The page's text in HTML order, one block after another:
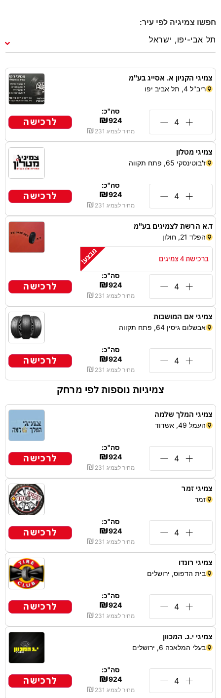
חפשו צמיגיה לפי עיר:
צמיגי הקניון א. אסייג בע"מ
ריב"ל 4, תל אביב יפו
סה"כ:
₪924
מחיר לצמיג ₪ 231
לרכישה
צמיגי מטלון
ז'בוטינסקי 65, פתח תקווה
סה"כ:
₪924
מחיר לצמיג ₪ 231
לרכישה
ד.א הרשת לצמיגים בע"מ
הפלד 21, חולון
ברכישת 4 צמיגים
סה"כ:
₪924
מחיר לצמיג ₪ 231
לרכישה
צמיגי אם המושבות
אבשלום גיסין 64, פתח תקווה
סה"כ:
₪924
מחיר לצמיג ₪ 231
לרכישה
צמיגיות נוספות לפי מרחק
צמיגי המלך שלמה
העמל 49, אשדוד
סה"כ:
₪924
מחיר לצמיג ₪ 231
לרכישה
צמיגי זמר
זמר
סה"כ:
₪924
מחיר לצמיג ₪ 231
לרכישה
צמיגי רונדו
בית הדפוס, ירושלים
סה"כ:
₪924
מחיר לצמיג ₪ 231
לרכישה
צמיגי י.ג. המכוון
בעלי המלאכה 6, ירושלים
סה"כ:
₪924
מחיר לצמיג ₪ 231
לרכישה